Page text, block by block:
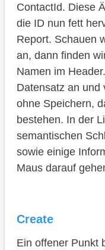
ContactId. Diese
die ID nun fett
Report. Schauen
an, dann finden
Namen im
Datensatz an und
ohne Speichern,
bestehen. In der
semantischen
sowie einige
Maus darauf
Create
Ein offener Punkt